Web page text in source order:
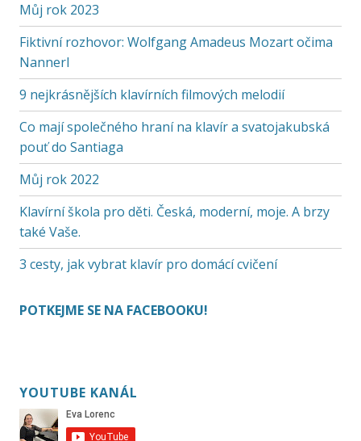
Můj rok 2023
Fiktivní rozhovor: Wolfgang Amadeus Mozart očima
Nannerl
9 nejkrásnějších klavírních filmových melodií
Co mají společného hraní na klavír a svatojakubská
pouť do Santiaga
Můj rok 2022
Klavírní škola pro děti. Česká, moderní, moje. A brzy
také Vaše.
3 cesty, jak vybrat klavír pro domácí cvičení
POTKEJME SE NA FACEBOOKU!
YOUTUBE KANÁL